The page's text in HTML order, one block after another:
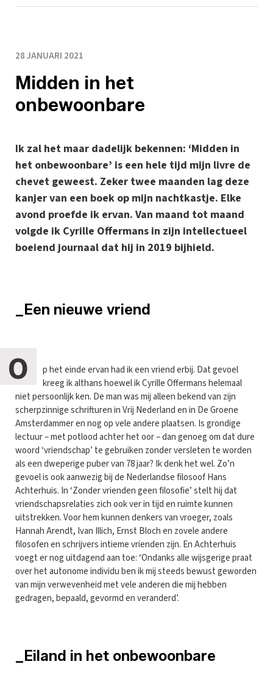
28 JANUARI 2021
Midden in het
onbewoonbare
Ik zal het maar dadelijk bekennen: ‘Midden in
het onbewoonbare’ is een hele tijd mijn livre de
chevet geweest. Zeker twee maanden lag deze
kanjer van een boek op mijn nachtkastje. Elke
avond proefde ik ervan. Van maand tot maand
volgde ik Cyrille Offermans in zijn intellectueel
boeiend journaal dat hij in 2019 bijhield.
_Een nieuwe vriend
O
p het einde ervan had ik een vriend erbij. Dat gevoel
kreeg ik althans hoewel ik Cyrille Offermans helemaal
niet persoonlijk ken. De man was mij alleen bekend van zijn
scherpzinnige schrifturen in Vrij Nederland en in De Groene
Amsterdammer en nog op vele andere plaatsen. Is grondige
lectuur – met potlood achter het oor – dan genoeg om dat dure
woord ‘vriendschap’ te gebruiken zonder versleten te worden
als een dweperige puber van 78 jaar? Ik denk het wel. Zo’n
gevoel is ook aanwezig bij de Nederlandse filosoof Hans
Achterhuis. In ‘Zonder vrienden geen filosofie’ stelt hij dat
vriendschapsrelaties zich ook ver in tijd en ruimte kunnen
uitstrekken. Voor hem kunnen denkers van vroeger, zoals
Hannah Arendt, Ivan Illich, Ernst Bloch en zovele andere
filosofen en schrijvers intieme vrienden zijn. En Achterhuis
voegt er nog uitdagend aan toe: ‘Ondanks alle wijsgerige praat
over het autonome individu ben ik mij steeds bewust geworden
van mijn verwevenheid met vele anderen die mij hebben
gedragen, bepaald, gevormd en veranderd’.
_Eiland in het onbewoonbare